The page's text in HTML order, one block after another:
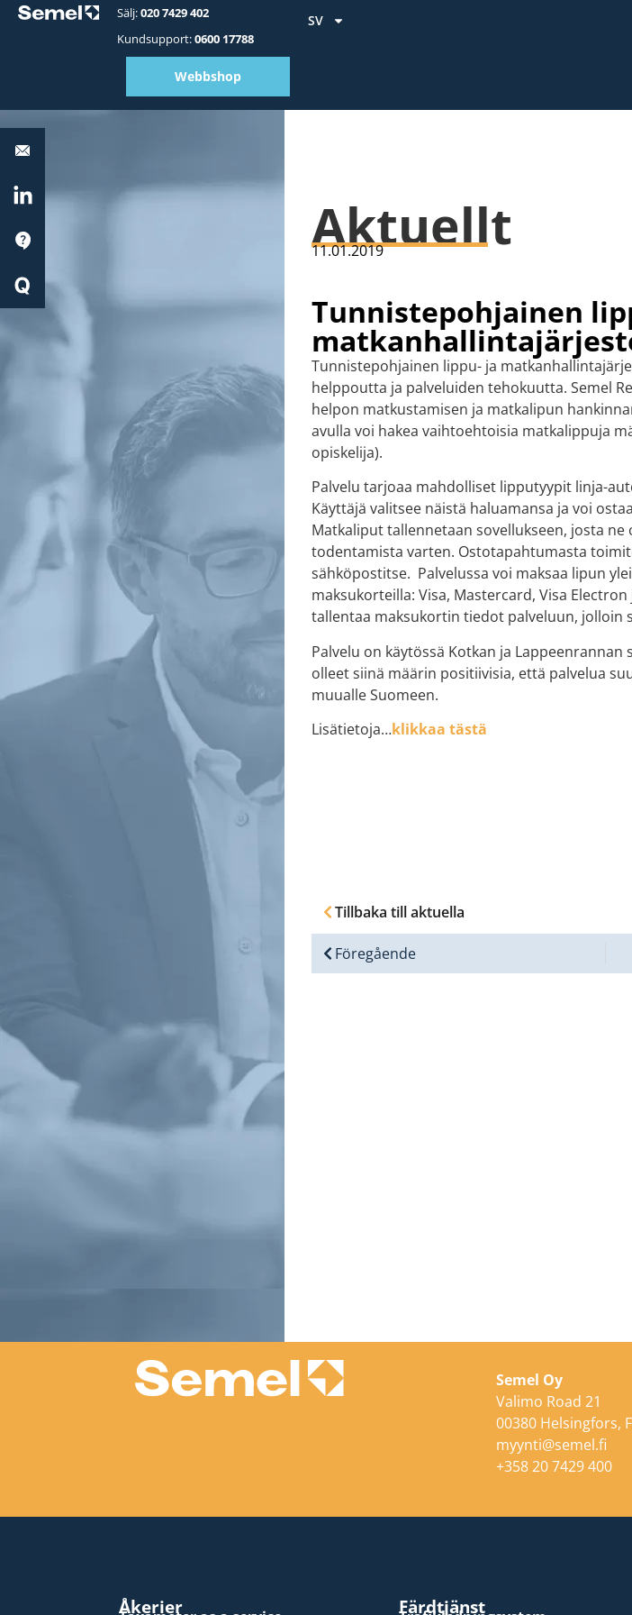
Sälj:020 7429 402
Kundsupport:0600 17788
Webbshop
SV
LinkedIn
Start
Aktuellt
11.01.2019
Tunnistepohjainen
Tunnistepohjainen lippu- ja
helppoutta ja palveluiden tehokuutta. Semel
helpon matkustamisen ja matkalipun
avulla voi hakea vaihtoehtoisia matkalippuja
opiskelija).
Palvelu tarjoaa mahdolliset lipputyypit linja-
Käyttäjä valitsee näistä haluamansa ja voi
Matkaliput tallennetaan sovellukseen, josta
todentamista varten. Ostotapahtumasta
sähköpostitse. Palvelussa voi maksaa lipun
maksukorteilla: Visa, Mastercard, Visa
tallentaa maksukortin tiedot palveluun, jolloin
Palvelu on käytössä Kotkan ja
olleet siinä määrin positiivisia, että palvelua
muualle Suomeen.
Lisätietoja…klikkaa tästä
Tillbaka till aktuella
Föregående
Semel Oy
Valimo Road 21
00380 Helsingfors,
myynti@semel.fi
+358 20 7429 400
Åkerier Färdtjänst